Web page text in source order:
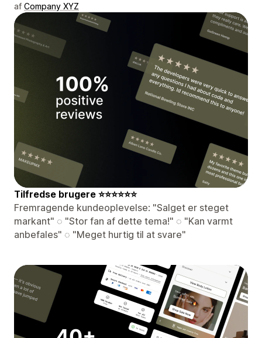
af Company XYZ
️Tilfredse brugere ⭐⭐⭐⭐⭐⭐
Fremragende kundeoplevelse: "Salget er steget
markant" ◌ "Stor fan af dette tema!" ◌ "Kan varmt
anbefales" ◌ "Meget hurtig til at svare"